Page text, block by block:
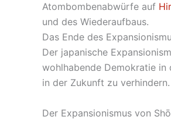
Atombombenabwürfe auf
und des Wiederaufbaus.
Das Ende des
Der japanische
wohlhabende Demokratie in
in der Zukunft zu verhindern.
Der Expansionismus von